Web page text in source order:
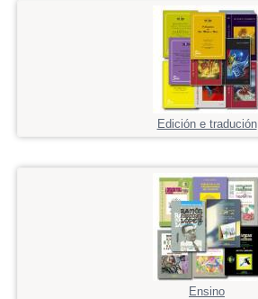
Edición e tradución
Ensino